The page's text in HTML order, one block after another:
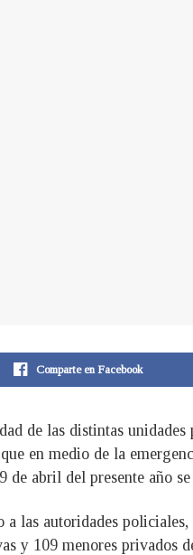
Comparte en Facebook
de las distintas
en medio de la
de abril del presente año
a las autoridades
y 109 menores privados